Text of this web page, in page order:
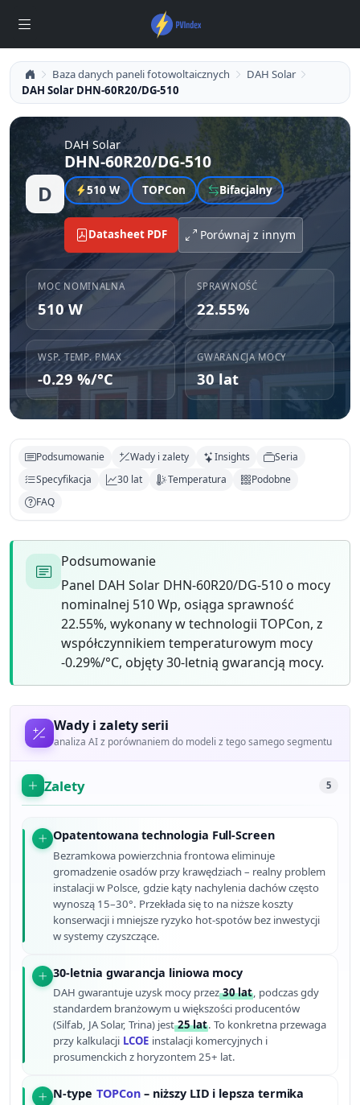
Baza danych paneli fotowoltaicznych
DAH Solar
DAH Solar DHN-60R20/DG-510
D
DAH Solar
DHN-60R20/DG-510
510 W TOPCon Bifacjalny
Datasheet PDF Porównaj z innym
MOC NOMINALNA
510 W
SPRAWNOŚĆ
22.55%
WSP. TEMP. PMAX
-0.29 %/°C
GWARANCJA MOCY
30 lat
Podsumowanie Wady i zalety Insights
Seria
Specyfikacja
30 lat Temperatura
Podobne
FAQ
Podsumowanie
Panel DAH Solar DHN-60R20/DG-510 o mocy
nominalnej 510 Wp, osiąga sprawność
22.55%, wykonany w technologii TOPCon, z
współczynnikiem temperaturowym mocy
-0.29%/°C, objęty 30-letnią gwarancją mocy.
Wady i zalety serii
analiza AI z porównaniem do modeli z tego samego segmentu
Zalety 5
Opatentowana technologia Full-Screen
Bezramkowa powierzchnia frontowa eliminuje
gromadzenie osadów przy krawędziach – realny problem
instalacji w Polsce, gdzie kąty nachylenia dachów często
wynoszą 15–30°. Przekłada się to na niższe koszty
konserwacji i mniejsze ryzyko hot-spotów bez inwestycji
w systemy czyszczące.
30-letnia gwarancja liniowa mocy
DAH gwarantuje uzysk mocy przez30 lat, podczas gdy
standardem branżowym u większości producentów
(Silfab, JA Solar, Trina) jest25 lat. To konkretna przewaga
przy kalkulacji LCOE instalacji komercyjnych i
prosumenckich z horyzontem 25+ lat.
N-type TOPCon – niższy LID i lepsza termika